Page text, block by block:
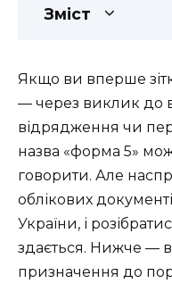
Зміст
Якщо ви вперше
— через виклик до
відрядження чи
назва «форма 5»
говорити. Але
облікових
України, і
здається. Нижче —
призначення до